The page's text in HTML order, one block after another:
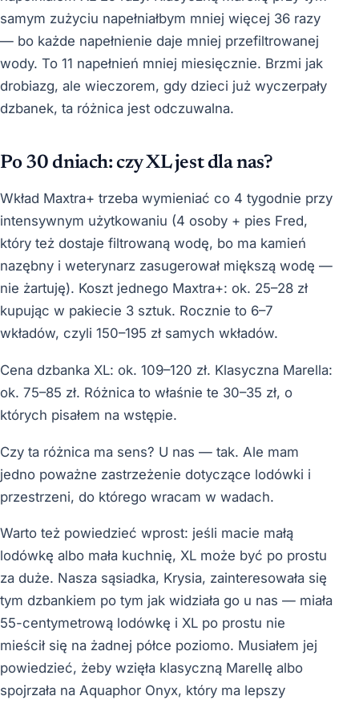
samym zużyciu napełniałbym mniej więcej 36 razy
— bo każde napełnienie daje mniej przefiltrowanej
wody. To 11 napełnień mniej miesięcznie. Brzmi jak
drobiazg, ale wieczorem, gdy dzieci już wyczerpały
dzbanek, ta różnica jest odczuwalna.
Po 30 dniach: czy XL jest dla nas?
Wkład Maxtra+ trzeba wymieniać co 4 tygodnie przy
intensywnym użytkowaniu (4 osoby + pies Fred,
który też dostaje filtrowaną wodę, bo ma kamień
nazębny i weterynarz zasugerował miększą wodę —
nie żartuję). Koszt jednego Maxtra+: ok. 25–28 zł
kupując w pakiecie 3 sztuk. Rocznie to 6–7
wkładów, czyli 150–195 zł samych wkładów.
Cena dzbanka XL: ok. 109–120 zł. Klasyczna Marella:
ok. 75–85 zł. Różnica to właśnie te 30–35 zł, o
których pisałem na wstępie.
Czy ta różnica ma sens? U nas — tak. Ale mam
jedno poważne zastrzeżenie dotyczące lodówki i
przestrzeni, do którego wracam w wadach.
Warto też powiedzieć wprost: jeśli macie małą
lodówkę albo mała kuchnię, XL może być po prostu
za duże. Nasza sąsiadka, Krysia, zainteresowała się
tym dzbankiem po tym jak widziała go u nas — miała
55-centymetrową lodówkę i XL po prostu nie
mieścił się na żadnej półce poziomo. Musiałem jej
powiedzieć, żeby wzięła klasyczną Marellę albo
spojrzała na Aquaphor Onyx, który ma lepszy